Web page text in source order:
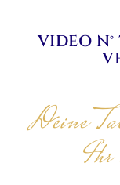
VIDEO N°
Deine
Ihr